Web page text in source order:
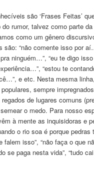
são ‘Frases Feitas’
rumor, talvez como parte
como um gênero
são: “não comente isso por
ninguém…”, “eu te digo
“estou te
e etc. Nesta mesma
sempre
de lugares comuns
o medo. Para nosso
à mente as inquisidoras e
o rio soa é porque pedras
falem isso”, “não faça o que
se paga nesta vida”, “tudo